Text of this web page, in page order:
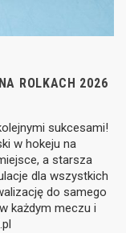
ROLKACH 2026
sukcesami!
w hokeju na
a starsza
dla wszystkich
do samego
każdym meczu i